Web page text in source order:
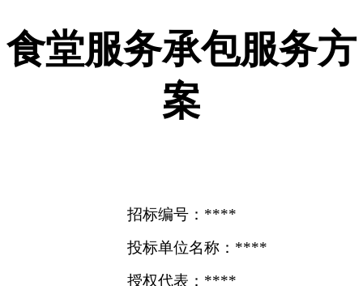
食堂服务承包服务方
案
招标编号：****
投标单位名称：****
授权代表：****